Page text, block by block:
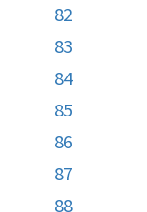
82
83
84
85
86
87
88